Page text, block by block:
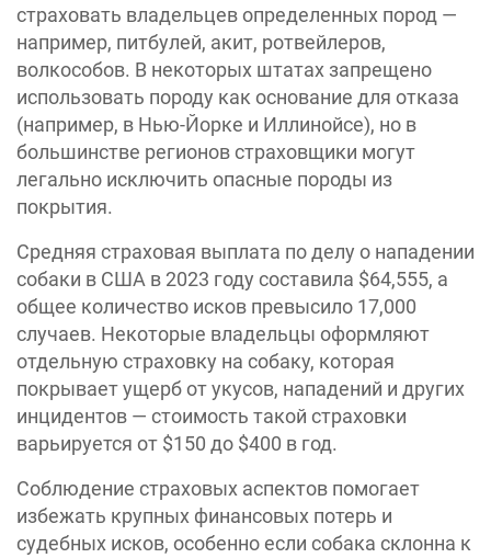
страховать владельцев определенных пород —
например, питбулей, акит, ротвейлеров,
волкособов. В некоторых штатах запрещено
использовать породу как основание для отказа
(например, в Нью-Йорке и Иллинойсе), но в
большинстве регионов страховщики могут
легально исключить опасные породы из
покрытия.
Средняя страховая выплата по делу о нападении
собаки в США в 2023 году составила $64,555, а
общее количество исков превысило 17,000
случаев. Некоторые владельцы оформляют
отдельную страховку на собаку, которая
покрывает ущерб от укусов, нападений и других
инцидентов — стоимость такой страховки
варьируется от $150 до $400 в год.
Соблюдение страховых аспектов помогает
избежать крупных финансовых потерь и
судебных исков, особенно если собака склонна к